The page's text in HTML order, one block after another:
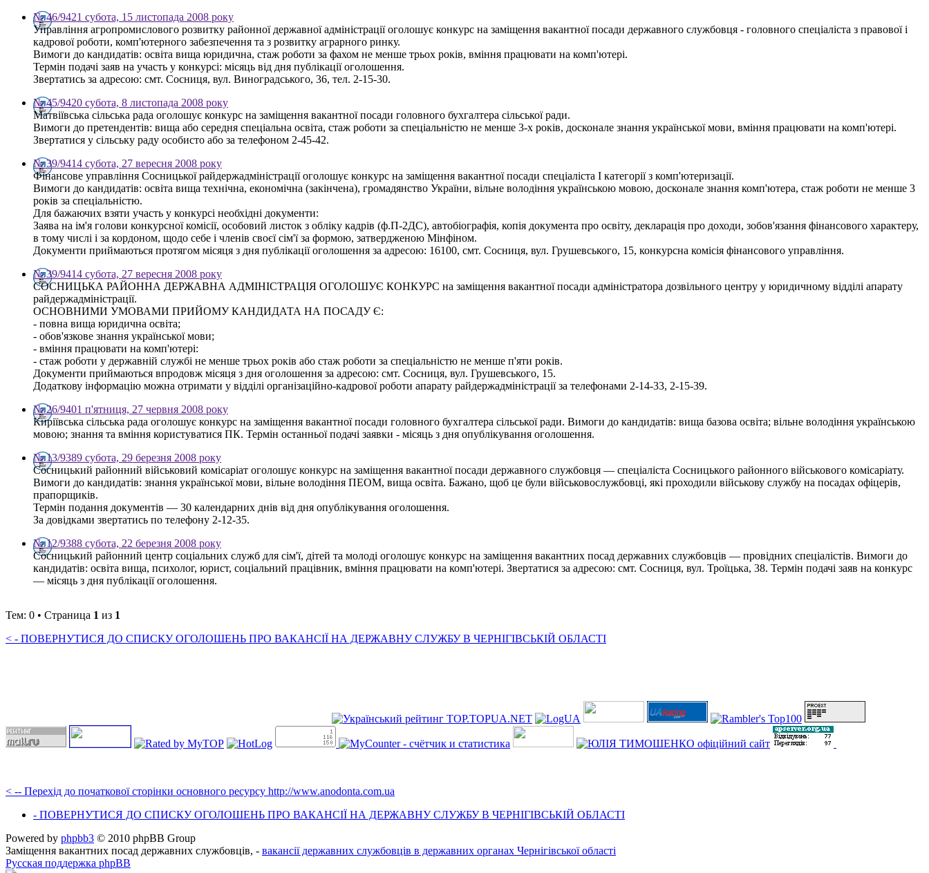
№ 46/9421 субота, 15 листопада 2008 року
Управління агропромислового розвитку районної державної адміністрації оголошує конкурс на заміщення вакантної посади державного службовця - головного спеціаліста з правової і
кадрової роботи, комп'ютерного забезпечення та з розвитку аграрного ринку.
Вимоги до кандидатів: освіта вища юридична, стаж роботи за фахом не менше трьох років, вміння працювати на комп'ютері.
Термін подачі заяв на участь у конкурсі: місяць від дня публікації оголошення.
Звертатись за адресою: смт. Сосниця, вул. Виноградського, 36, тел. 2-15-30.
№ 45/9420 субота, 8 листопада 2008 року
Матвіївська сільська рада оголошує конкурс на заміщення вакантної посади головного бухгалтера сільської ради.
Вимоги до претендентів: вища або середня спеціальна освіта, стаж роботи за спеціальністю не менше 3-х років, досконале знання української мови, вміння працювати на комп'ютері.
Звертатися у сільську раду особисто або за телефоном 2-45-42.
№ 39/9414 субота, 27 вересня 2008 року
Фінансове управління Сосницької райдержадміністрації оголошує конкурс на заміщення вакантної посади спеціаліста І категорії з комп'ютеризації.
Вимоги до кандидатів: освіта вища технічна, економічна (закінчена), громадянство України, вільне володіння українською мовою, досконале знання комп'ютера, стаж роботи не менше 3
років за спеціальністю.
Для бажаючих взяти участь у конкурсі необхідні документи:
Заява на ім'я голови конкурсної комісії, особовий листок з обліку кадрів (ф.П-2ДС), автобіографія, копія документа про освіту, декларація про доходи, зобов'язання фінансового характеру,
в тому числі і за кордоном, щодо себе і членів своєї сім'ї за формою, затвердженою Мінфіном.
Документи приймаються протягом місяця з дня публікації оголошення за адресою: 16100, смт. Сосниця, вул. Грушевського, 15, конкурсна комісія фінансового управління.
№ 39/9414 субота, 27 вересня 2008 року
СОСНИЦЬКА РАЙОННА ДЕРЖАВНА АДМІНІСТРАЦІЯ ОГОЛОШУЄ КОНКУРС на заміщення вакантної посади адміністратора дозвільного центру у юридичному відділі апарату
райдержадміністрації.
ОСНОВНИМИ УМОВАМИ ПРИЙОМУ КАНДИДАТА НА ПОСАДУ Є:
- повна вища юридична освіта;
- обов'язкове знання української мови;
- вміння працювати на комп'ютері:
- стаж роботи у державній службі не менше трьох років або стаж роботи за спеціальністю не менше п'яти років.
Документи приймаються впродовж місяця з дня оголошення за адресою: смт. Сосниця, вул. Грушевського, 15.
Додаткову інформацію можна отримати у відділі організаційно-кадрової роботи апарату райдержадміністрації за телефонами 2-14-33, 2-15-39.
№ 26/9401 п'ятниця, 27 червня 2008 року
Киріївська сільська рада оголошує конкурс на заміщення вакантної посади головного бухгалтера сільської ради. Вимоги до кандидатів: вища базова освіта; вільне володіння українською
мовою; знання та вміння користуватися ПК. Термін останньої подачі заявки - місяць з дня опублікування оголошення.
№ 13/9389 субота, 29 березня 2008 року
Сосницький районний військовий комісаріат оголошує конкурс на заміщення вакантної посади державного службовця — спеціаліста Сосницького районного військового комісаріату.
Вимоги до кандидатів: знання української мови, вільне володіння ПЕОМ, вища освіта. Бажано, щоб це були військовослужбовці, які проходили військову службу на посадах офіцерів,
прапорщиків.
Термін подання документів — 30 календарних днів від дня опублікування оголошення.
За довідками звертатись по телефону 2-12-35.
№ 12/9388 субота, 22 березня 2008 року
Сосницький районний центр соціальних служб для сім'ї, дітей та молоді оголошує конкурс на заміщення вакантних посад державних службовців — провідних спеціалістів. Вимоги до
кандидатів: освіта вища, психолог, юрист, соціальний працівник, вміння працювати на комп'ютері. Звертатися за адресою: смт. Сосниця, вул. Троїцька, 38. Термін подачі заяв на конкурс
— місяць з дня публікації оголошення.
Тем: 0 • Страница 1 из 1
< - ПОВЕРНУТИСЯ ДО СПИСКУ ОГОЛОШЕНЬ ПРО ВАКАНСІЇ НА ДЕРЖАВНУ СЛУЖБУ В ЧЕРНІГІВСЬКІЙ ОБЛАСТІ
< -- Перехід до початкової сторінки основного ресурсу http://www.anodonta.com.ua
- ПОВЕРНУТИСЯ ДО СПИСКУ ОГОЛОШЕНЬ ПРО ВАКАНСІЇ НА ДЕРЖАВНУ СЛУЖБУ В ЧЕРНІГІВСЬКІЙ ОБЛАСТІ
Powered by phpbb3 © 2010 phpBB Group
Заміщення вакантних посад державних службовців, - вакансії державних службовців в державних органах Чернігівської області
Русская поддержка phpBB